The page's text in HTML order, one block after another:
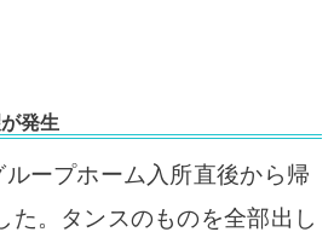
発生
ープホーム入所直後から帰
た。タンスのものを全部出し